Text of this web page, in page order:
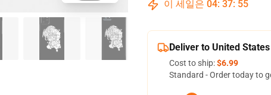
이 세일은 04: 37: 54
Deliver to United States
Cost to ship:$6.99
Standard - Order today to